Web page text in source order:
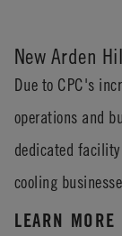
New Arden
Due to CPC's
operations and
dedicated
cooling
LEARN MORE